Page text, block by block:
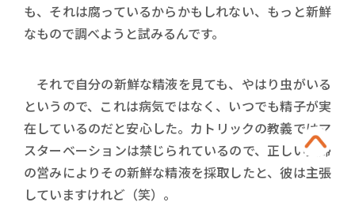
も、それは腐っているからかもしれない、もっと新鮮
なもので調べようと試みるんです。
それで自分の新鮮な精液を見ても、やはり虫がいる
というので、これは病気ではなく、いつでも精子が実
在しているのだと安心した。カトリックの教義ではマ
スターベーションは禁じられているので、正しい夫婦
の営みによりその新鮮な精液を採取したと、彼は主張
していますけれど（笑）。